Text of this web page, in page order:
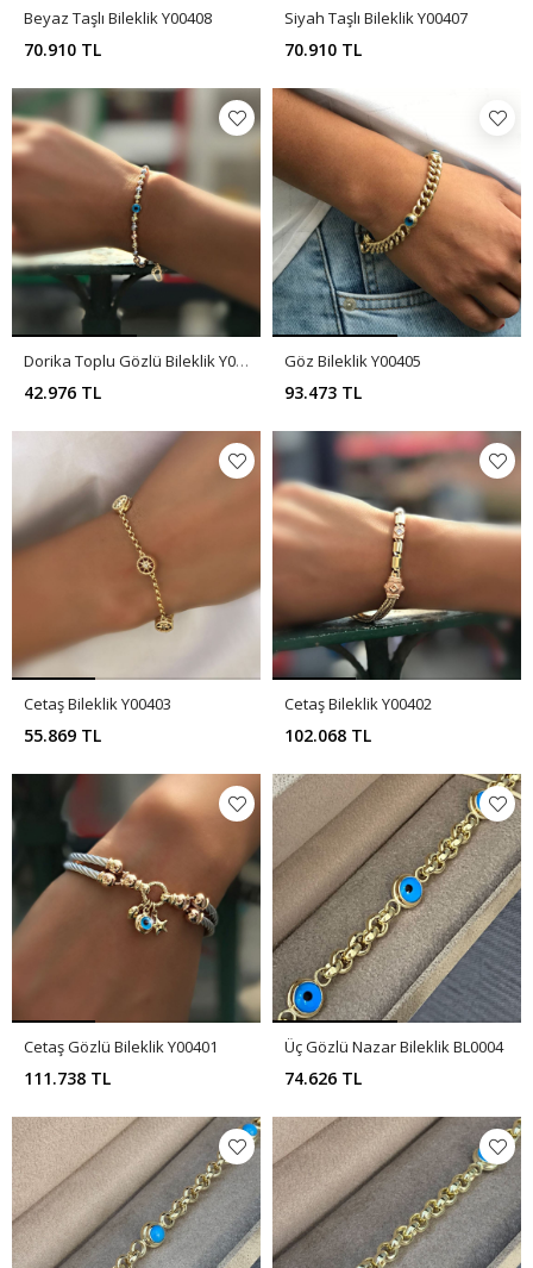
Beyaz Taşlı Bileklik Y00408
70.910 TL
Siyah Taşlı Bileklik Y00407
70.910 TL
Dorika Toplu Gözlü Bileklik Y00406
42.976 TL
Göz Bileklik Y00405
93.473 TL
Cetaş Bileklik Y00403
55.869 TL
Cetaş Bileklik Y00402
102.068 TL
Cetaş Gözlü Bileklik Y00401
111.738 TL
Üç Gözlü Nazar Bileklik BL0004
74.626 TL